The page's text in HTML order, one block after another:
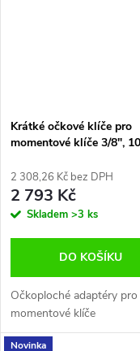
Krátké očkové klíče pro
momentové klíče 3/8",
adaptérů
2 308,26 Kč bez DPH
2 793 Kč
Skladem >3 ks
DO KOŠÍKU
Očkoploché adaptéry pro
momentové klíče
Novinka